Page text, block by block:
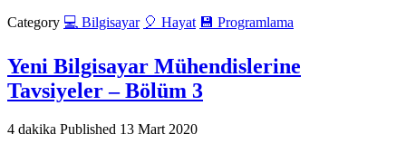
Category 💻 Bilgisayar 🎈 Hayat 💾 Programlama
Yeni Bilgisayar Mühendislerine
Tavsiyeler – Bölüm 3
4 dakika Published 13 Mart 2020